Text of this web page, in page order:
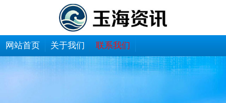
网站首页 关于我们 联系我们